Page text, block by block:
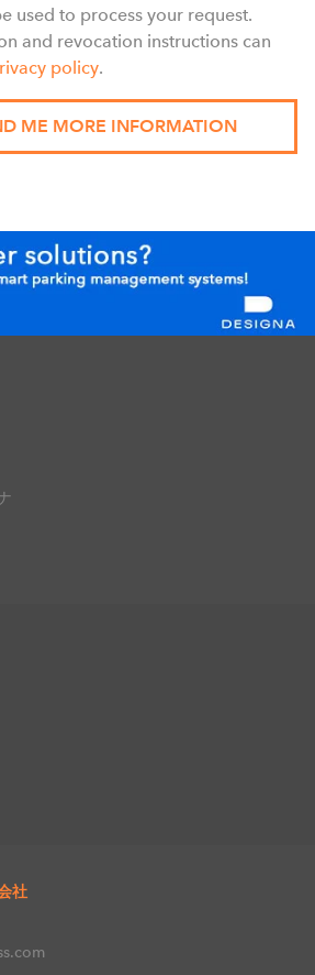
used to process your request.
and revocation instructions can
policy.
社